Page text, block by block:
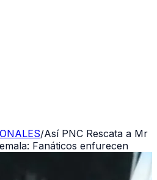
/Así PNC Rescata a Mr
Fanáticos enfurecen